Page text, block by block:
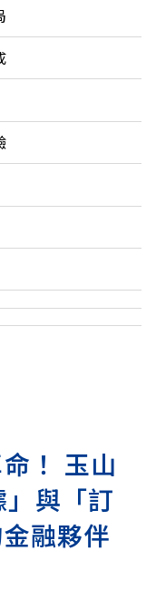
！ 玉山
與「訂
融夥伴